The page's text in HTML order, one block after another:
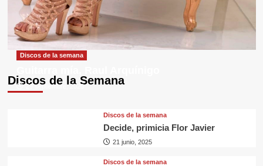
Discos de la Semana
Discos de la semana
29 septiembre, 2025
Discos de la semana
Decide, primicia Flor Javier
21 junio, 2025
Discos de la semana